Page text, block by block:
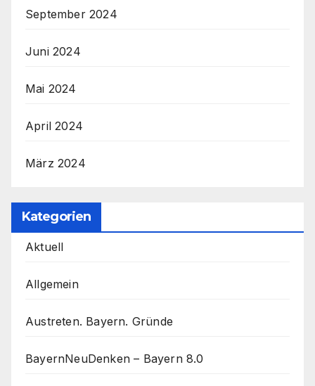
September 2024
Juni 2024
Mai 2024
April 2024
März 2024
Kategorien
Aktuell
Allgemein
Austreten. Bayern. Gründe
BayernNeuDenken – Bayern 8.0